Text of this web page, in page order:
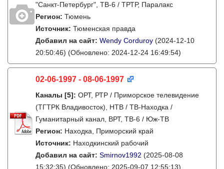
"Санкт-Петербург", ТВ-6 / ТРТР, Паралакс
Регион: Тюмень
Источник: Тюменская правда
Добавил на сайт: Wendy Corduroy (2024-12-10
20:50:46) (Обновлено: 2024-12-24 16:49:54)
02-06-1997 - 08-06-1997
Каналы [5]: ОРТ, РТР / Приморское телевидение
(ТГТРК Владивосток), НТВ / ТВ-Находка /
Гуманитарный канал, ВРТ, ТВ-6 / Юж-ТВ
Регион: Находка, Приморский край
Источник: Находкинский рабочий
Добавил на сайт: Smirnov1992 (2025-08-08
15:32:35) (Обновлено: 2025-09-07 12:55:13)